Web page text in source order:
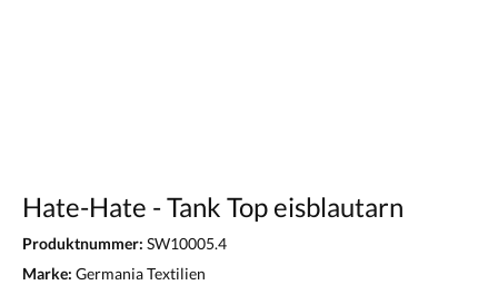
Hate-Hate - Tank Top eisblautarn
Produktnummer: SW10005.4
Marke: Germania Textilien